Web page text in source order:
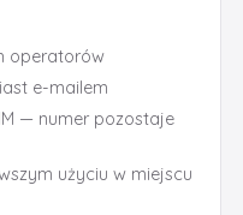
operatorów
e-mailem
— numer pozostaje
użyciu w miejscu